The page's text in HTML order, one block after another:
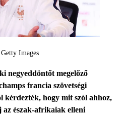
Images
negyeddöntőt megelőző
francia szövetségi
hogy mit szól ahhoz,
észak-afrikaiak elleni